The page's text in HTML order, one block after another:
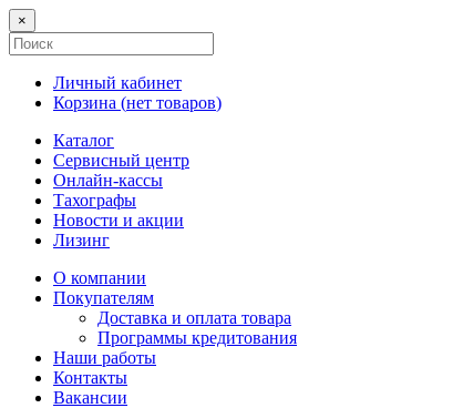
×
Личный кабинет
Корзина (нет товаров)
Каталог
Сервисный центр
Онлайн-кассы
Тахографы
Новости и акции
Лизинг
О компании
Покупателям
Доставка и оплата товара
Программы кредитования
Наши работы
Контакты
Вакансии